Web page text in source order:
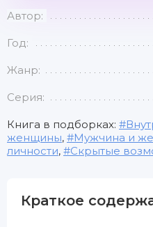
Автор:
Год:
Жанр:
Серия:
Книга в подборках:
женщины, Мужчина и
личности, Скрытые
Краткое